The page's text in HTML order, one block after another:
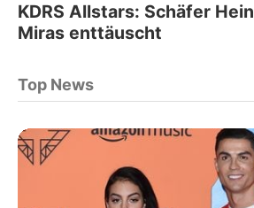
KDRS Allstars: Schäfer
Miras enttäuscht
Top News